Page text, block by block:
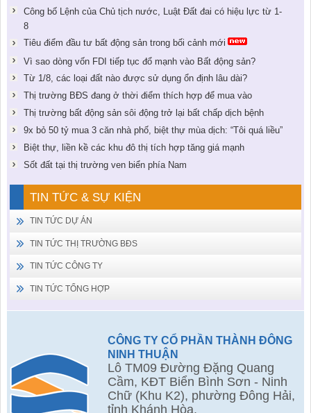
Công bố Lệnh của Chủ tịch nước, Luật Đất đai có hiệu lực từ 1-
8
Tiêu điểm đầu tư bất động sản trong bối cảnh mới
Vì sao dòng vốn FDI tiếp tục đổ mạnh vào Bất động sản?
Từ 1/8, các loại đất nào được sử dụng ổn định lâu dài?
Thị trường BĐS đang ở thời điểm thích hợp để mua vào
Thị trường bất động sản sôi động trở lại bất chấp dịch bệnh
9x bỏ 50 tỷ mua 3 căn nhà phố, biệt thự mùa dịch: “Tôi quá liều”
Biệt thự, liền kề các khu đô thị tích hợp tăng giá mạnh
Sốt đất tại thị trường ven biển phía Nam
TIN TỨC & SỰ KIỆN
TIN TỨC DỰ ÁN
TIN TỨC THỊ TRƯỜNG BĐS
TIN TỨC CÔNG TY
TIN TỨC TỔNG HỢP
CÔNG TY CỔ PHẦN THÀNH ĐÔNG
NINH THUẬN
Lô TM09 Đường Đặng Quang
Cầm, KĐT Biển Bình Sơn - Ninh
Chữ (Khu K2), phường Đông Hải,
tỉnh Khánh Hòa.